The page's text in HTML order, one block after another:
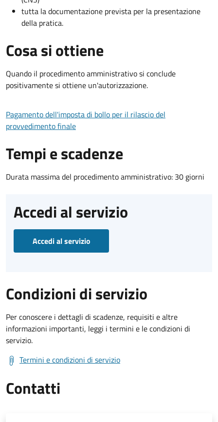
tutta la documentazione prevista per la presentazione
della pratica.
Cosa si ottiene
Quando il procedimento amministrativo si conclude
positivamente si ottiene un'autorizzazione.
Pagamento dell'imposta di bollo per il rilascio del
provvedimento finale
Tempi e scadenze
Durata massima del procedimento amministrativo: 30 giorni
Accedi al servizio
Accedi al servizio
Condizioni di servizio
Per conoscere i dettagli di scadenze, requisiti e altre
informazioni importanti, leggi i termini e le condizioni di
servizio.
Termini e condizioni di servizio
Contatti